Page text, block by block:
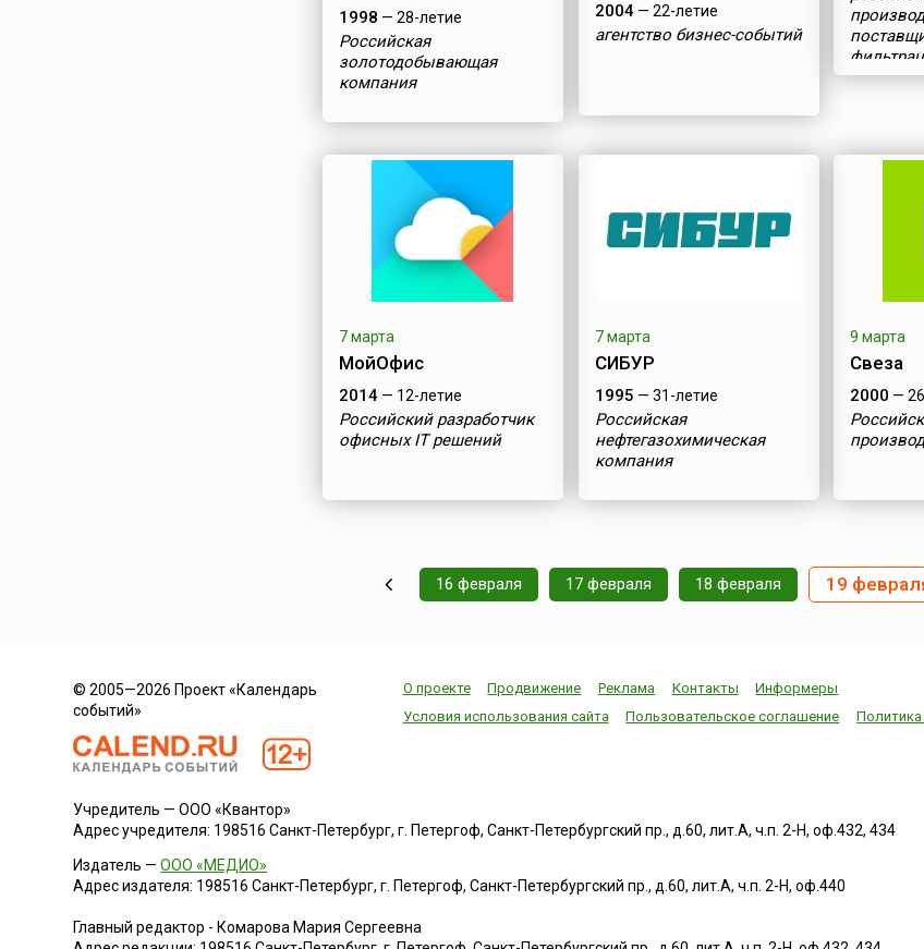
1998 — 28-летие
Российская
золотодобывающая
компания
2004— 22-летие
агентство бизнес-событий
7 марта
МойОфис
2014— 12-летие
Российский разработчик
офисных IT решений
7 марта
СИБУР
1995 — 31-летие
Российская
нефтегазохимическая
компания
9 марта
Свеза
2000 —
16 февраля 17 февраля 18 февраля 19
© 2005—2026 Проект «Календарь
событий»
О проекте Продвижение Реклама Контакты
Информеры
Условия использования сайта
Пользовательское соглашение
Учредитель — ООО «Квантор»
Адрес учредителя: 198516 Санкт-Петербург, г. Петергоф, Санкт-Петербургский пр., д.60, лит.А, ч.п. 2-Н, оф.432, 434
Издатель —ООО «МЕДИО»
Адрес издателя: 198516 Санкт-Петербург, г. Петергоф, Санкт-Петербургский пр., д.60, лит.А, ч.п. 2-Н, оф.440
Главный редактор - Комарова Мария Сергеевна